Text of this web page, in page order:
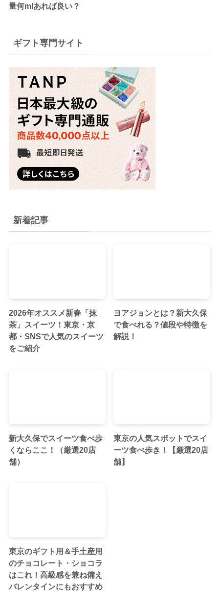
量何mlあれば良い？
ギフト専門サイト
新着記事
2026年オススメ新春「抹
茶」スイーツ！東京・京
都・SNSで人気のスイーツ
をご紹介
ヨアジョンとは？新大久保
で食べれる？値段や特徴を
解説！
新大久保でスイーツ食べ歩
くならここ！（厳選20店
舗）
東京の人気スポットでスイ
ーツ食べ歩き！【厳選20店
舗】
東京のギフト用＆手土産用
のチョコレート・ショコラ
はこれ！高級感を兼ね備え
バレンタインにもおすすめ